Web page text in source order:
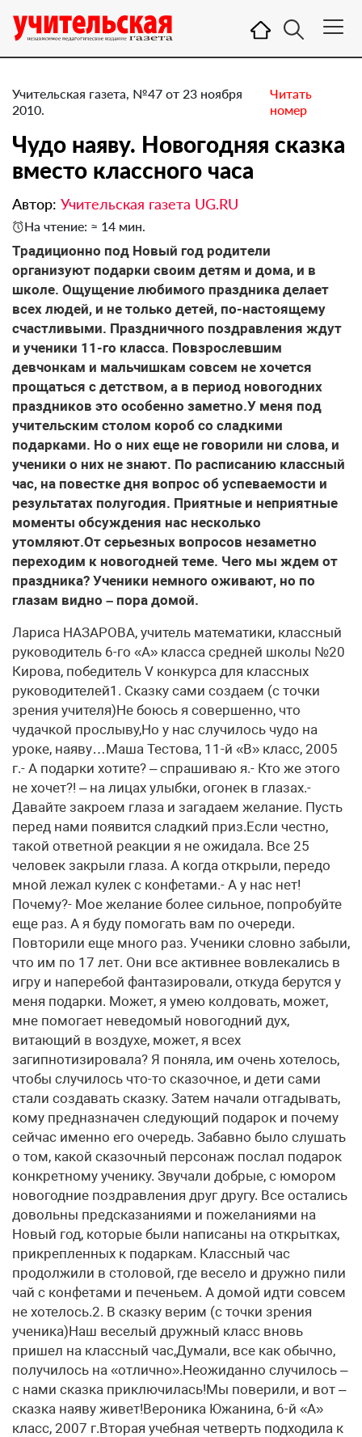
Учительская газета, №47 от 23 ноября
2010.
Читать
номер
Чудо наяву. Новогодняя сказка
вместо классного часа
Автор: Учительская газета UG.RU
На чтение: ≈ 14 мин.
Традиционно под Новый год родители
организуют подарки своим детям и дома, и в
школе. Ощущение любимого праздника делает
всех людей, и не только детей, по-настоящему
счастливыми. Праздничного поздравления ждут
и ученики 11-го класса. Повзрослевшим
девчонкам и мальчишкам совсем не хочется
прощаться с детством, а в период новогодних
праздников это особенно заметно.У меня под
учительским столом короб со сладкими
подарками. Но о них еще не говорили ни слова, и
ученики о них не знают. По расписанию классный
час, на повестке дня вопрос об успеваемости и
результатах полугодия. Приятные и неприятные
моменты обсуждения нас несколько
утомляют.От серьезных вопросов незаметно
переходим к новогодней теме. Чего мы ждем от
праздника? Ученики немного оживают, но по
глазам видно – пора домой.
Лариса НАЗАРОВА, учитель математики, классный
руководитель 6-го «А» класса средней школы №20
Кирова, победитель V конкурса для классных
руководителей1. Сказку сами создаем (с точки
зрения учителя)Не боюсь я совершенно, что
чудачкой прослыву,Но у нас случилось чудо на
уроке, наяву…Маша Тестова, 11-й «В» класс, 2005
г.- А подарки хотите? – спрашиваю я.- Кто же этого
не хочет?! – на лицах улыбки, огонек в глазах.-
Давайте закроем глаза и загадаем желание. Пусть
перед нами появится сладкий приз.Если честно,
такой ответной реакции я не ожидала. Все 25
человек закрыли глаза. А когда открыли, передо
мной лежал кулек с конфетами.- А у нас нет!
Почему?- Мое желание более сильное, попробуйте
еще раз. А я буду помогать вам по очереди.
Повторили еще много раз. Ученики словно забыли,
что им по 17 лет. Они все активнее вовлекались в
игру и наперебой фантазировали, откуда берутся у
меня подарки. Может, я умею колдовать, может,
мне помогает неведомый новогодний дух,
витающий в воздухе, может, я всех
загипнотизировала? Я поняла, им очень хотелось,
чтобы случилось что-то сказочное, и дети сами
стали создавать сказку. Затем начали отгадывать,
кому предназначен следующий подарок и почему
сейчас именно его очередь. Забавно было слушать
о том, какой сказочный персонаж послал подарок
конкретному ученику. Звучали добрые, с юмором
новогодние поздравления друг другу. Все остались
довольны предсказаниями и пожеланиями на
Новый год, которые были написаны на открытках,
прикрепленных к подаркам. Классный час
продолжили в столовой, где весело и дружно пили
чай с конфетами и печеньем. А домой идти совсем
не хотелось.2. В сказку верим (с точки зрения
ученика)Наш веселый дружный класс вновь
пришел на классный час,Думали, все как обычно,
получилось на «отлично».Неожиданно случилось –
с нами сказка приключилась!Мы поверили, и вот –
сказка наяву живет!Вероника Южанина, 6-й «А»
класс, 2007 г.Вторая учебная четверть подходила к